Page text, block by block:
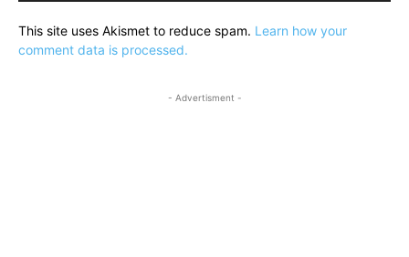
This site uses Akismet to reduce spam. Learn how your
comment data is processed.
- Advertisment -